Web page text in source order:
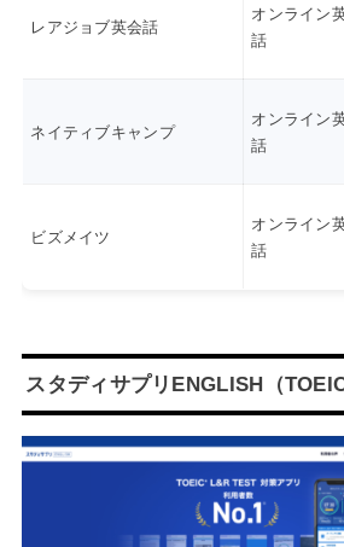
レアジョブ英会話
オンライン
話
ネイティブキャンプ
オンライン
話
ビズメイツ
オンライン
話
スタディサプリENGLISH（